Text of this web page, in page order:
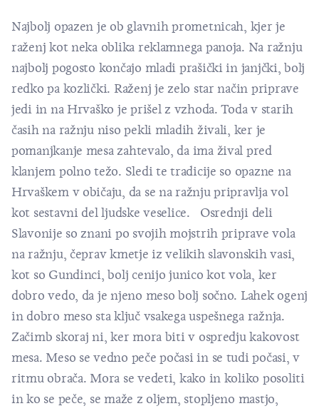
Najbolj opazen je ob glavnih prometnicah, kjer je
raženj kot neka oblika reklamnega panoja. Na ražnju
najbolj pogosto končajo mladi prašički in janjčki, bolj
redko pa kozlički. Raženj je zelo star način priprave
jedi in na Hrvaško je prišel z vzhoda. Toda v starih
časih na ražnju niso pekli mladih živali, ker je
pomanjkanje mesa zahtevalo, da ima žival pred
klanjem polno težo. Sledi te tradicije so opazne na
Hrvaškem v običaju, da se na ražnju pripravlja vol
kot sestavni del ljudske veselice. Osrednji deli
Slavonije so znani po svojih mojstrih priprave vola
na ražnju, čeprav kmetje iz velikih slavonskih vasi,
kot so Gundinci, bolj cenijo junico kot vola, ker
dobro vedo, da je njeno meso bolj sočno. Lahek ogenj
in dobro meso sta ključ vsakega uspešnega ražnja.
Začimb skoraj ni, ker mora biti v ospredju kakovost
mesa. Meso se vedno peče počasi in se tudi počasi, v
ritmu obrača. Mora se vedeti, kako in koliko posoliti
in ko se peče, se maže z oljem, stopljeno mastjo,